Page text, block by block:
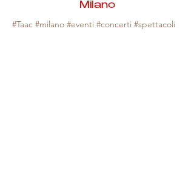
Milano
#Taac #milano #eventi #concerti #spettacoli